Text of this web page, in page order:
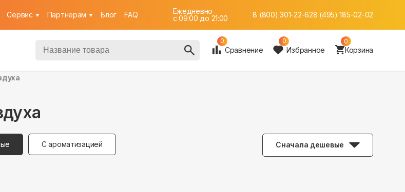
Cервис Партнерам Блог FAQ
Ежедневно
c 09:00 до 21:00
8 (800) 301-22-628 (495) 185-02-02
0
Сравнение
0
Избранное
0
Корзина
С ароматизацией Сначала дешевые